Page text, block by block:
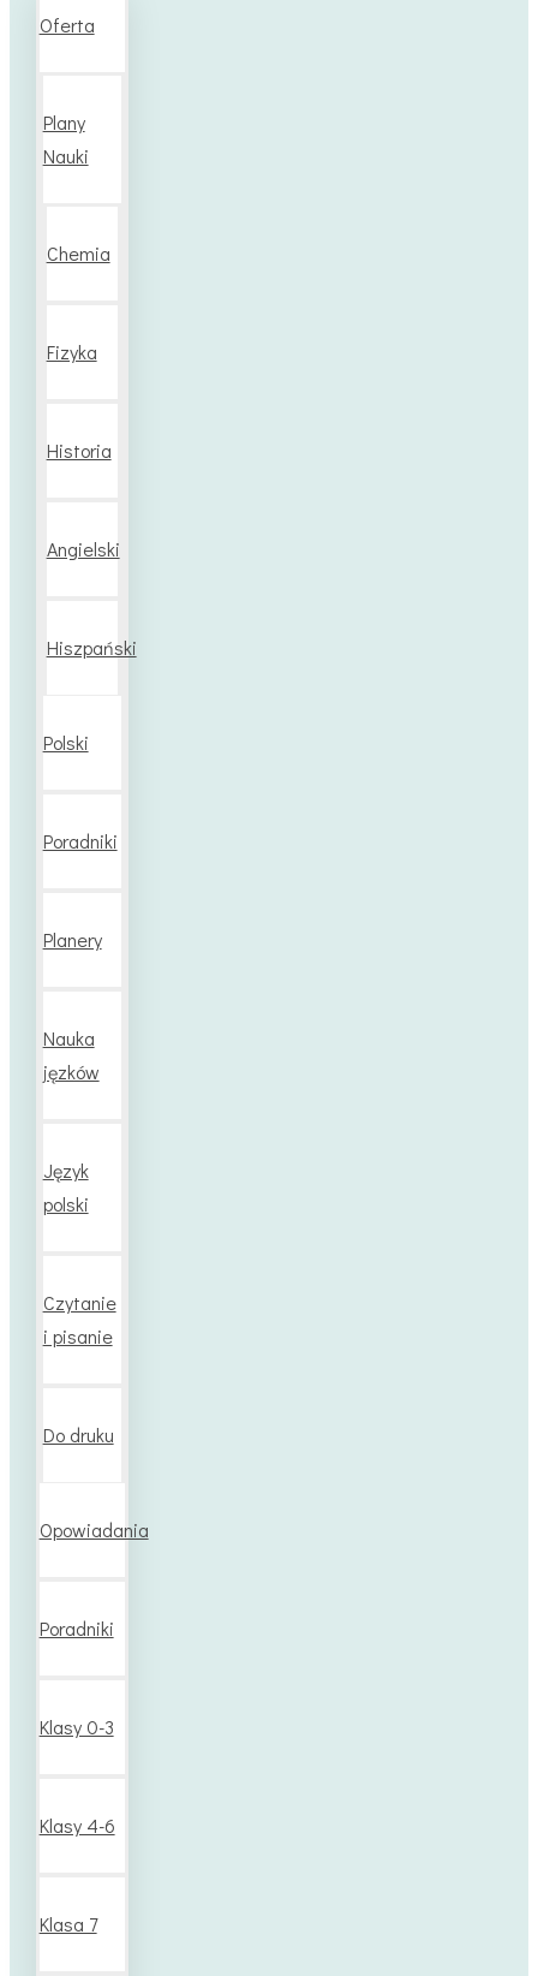
Oferta
Plany
Nauki
Chemia
Fizyka
Historia
Angielski
Hiszpański
Polski
Poradniki
Planery
Nauka
jęzków
Język
polski
Czytanie
i pisanie
Do druku
Opowiadania
Poradniki
Klasy 0-3
Klasy 4-6
Klasa 7